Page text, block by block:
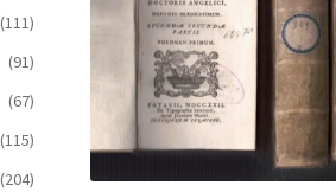
(111)
(91)
(67)
(115)
(204)